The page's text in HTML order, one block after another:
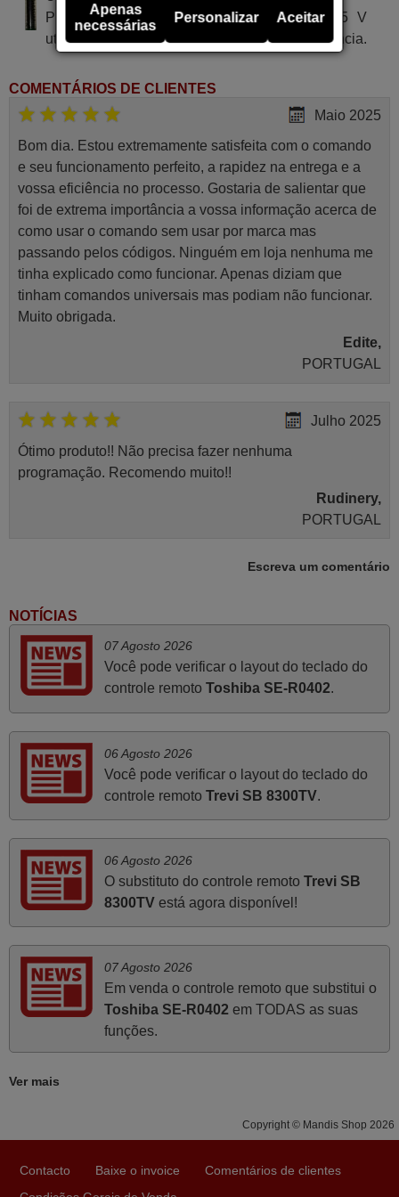
Pilha alcalina tipo AA LR03 de tensão 1.5 V
utilizada em alguns tipos de comandos à distância.
COMENTÁRIOS DE CLIENTES
Maio 2025
Bom dia. Estou extremamente satisfeita com o comando
e seu funcionamento perfeito, a rapidez na entrega e a
vossa eficiência no processo. Gostaria de salientar que
foi de extrema importância a vossa informação acerca de
como usar o comando sem usar por marca mas
passando pelos códigos. Ninguém em loja nenhuma me
tinha explicado como funcionar. Apenas diziam que
tinham comandos universais mas podiam não funcionar.
Muito obrigada.
Edite,
PORTUGAL
Julho 2025
Ótimo produto!! Não precisa fazer nenhuma
programação. Recomendo muito!!
Rudinery,
PORTUGAL
Julho 2025
A funcionar de imediato. 100%. Obrigado
Junho 2025
Já recebi o comando bem embalado mas não é de
origem mas trabalha bem, obrigada!..
Francisco Alexandre,
O comando veio bem embrulhado e protegido. Fez logo a
produto e este site.
João,
PORTUGAL
deixar aqui o meu testemunho sobre a experiência que
supra: Acolhimento da encomenda, informação ao
Escreva um comentário
NOTÍCIAS
07 Agosto 2026
Você pode verificar o layout do teclado do
controle remoto Toshiba SE-R0402.
06 Agosto 2026
Você pode verificar o layout do teclado do
controle remoto Trevi SB 8300TV.
06 Agosto 2026
O substituto do controle remoto Trevi SB
8300TVestá agora disponível!
07 Agosto 2026
Em venda o controle remoto que substitui o
Toshiba SE-R0402 em TODAS as suas
funções.
Ver mais
Copyright © Mandis Shop 2026
Contacto Baixe o invoice
Comentários de clientes
Apenas
necessárias
Personalizar Aceitar